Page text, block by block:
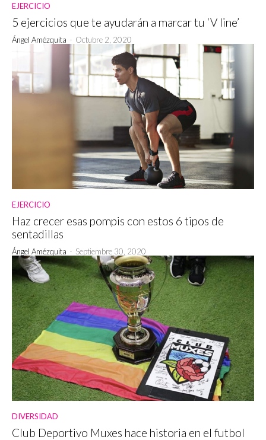
EJERCICIO
5 ejercicios que te ayudarán a marcar tu ‘V line’
Ángel Amézquita - Octubre 2, 2020
EJERCICIO
Haz crecer esas pompis con estos 6 tipos de
sentadillas
Ángel Amézquita - Septiembre 30, 2020
DIVERSIDAD
Club Deportivo Muxes hace historia en el futbol